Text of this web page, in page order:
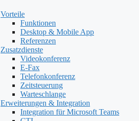
Vorteile
Funktionen
Desktop & Mobile App
Referenzen
Zusatzdienste
Videokonferenz
E-Fax
Telefonkonferenz
Zeitsteuerung
Warteschlange
Erweiterungen & Integration
Integration für Microsoft Teams